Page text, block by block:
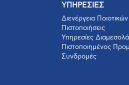
ΥΠΗΡΕΣΙΕΣ
Διενέργεια
Πιστοποιήσεις
Υπηρεσίες
Πιστοποιημένος
Συνδρομές